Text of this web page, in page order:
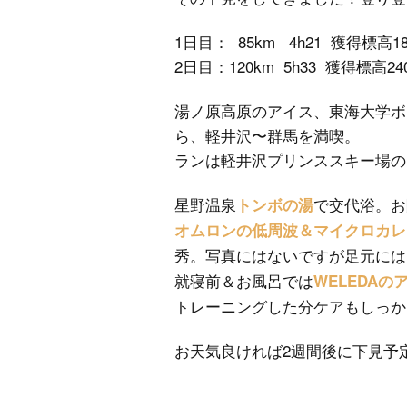
1日目： 85km 4h21 獲得標高
2日目：120km 5h33 獲得標高
湯ノ原高原のアイス、東海大学
ら、軽井沢〜群馬を満喫。
ランは軽井沢プリンススキー場
星野温泉 トンボの湯で交代浴。
オムロンの低周波＆マイクロカ
秀。写真にはないですが足元には
就寝前＆お風呂ではWELEDAの
トレーニングした分ケアもしっ
お天気良ければ2週間後に下見予